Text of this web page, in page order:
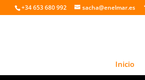
+34 653 680 992 sacha@enelmar.es
Inicio